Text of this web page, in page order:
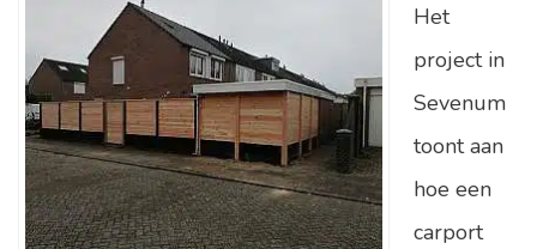
Het
project in
Sevenum
toont aan
hoe een
carport